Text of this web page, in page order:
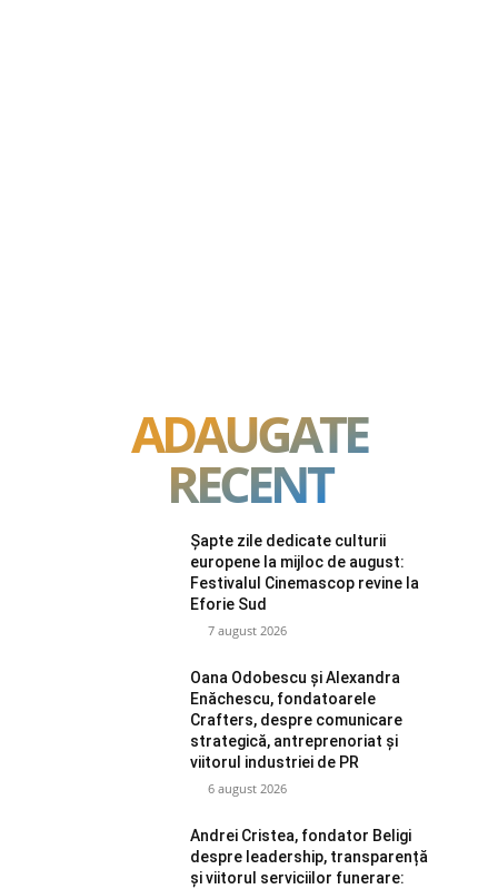
ADAUGATE
RECENT
Șapte zile dedicate culturii
europene la mijloc de august:
Festivalul Cinemascop revine la
Eforie Sud
7 august 2026
Oana Odobescu și Alexandra
Enăchescu, fondatoarele
Crafters, despre comunicare
strategică, antreprenoriat și
viitorul industriei de PR
6 august 2026
Andrei Cristea, fondator Beligi
despre leadership, transparență
și viitorul serviciilor funerare: